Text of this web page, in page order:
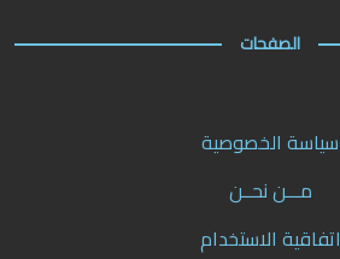
الصفحات
سياسة الخصوصية
مـــن نحــن
اتفاقية الاستخدام